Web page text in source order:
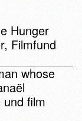
Hunger
Filmfund
whose
und film